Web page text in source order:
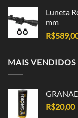
Luneta
mm
R$
MAIS VENDIDOS
R$20,00